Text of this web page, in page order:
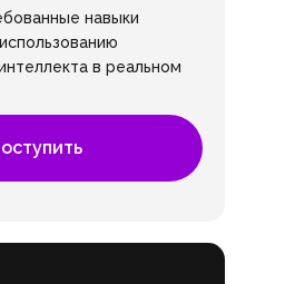
навыки
в реальном